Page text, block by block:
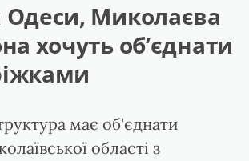
Одеси, Миколаєва
хочуть об’єднати
має об'єднати
області з